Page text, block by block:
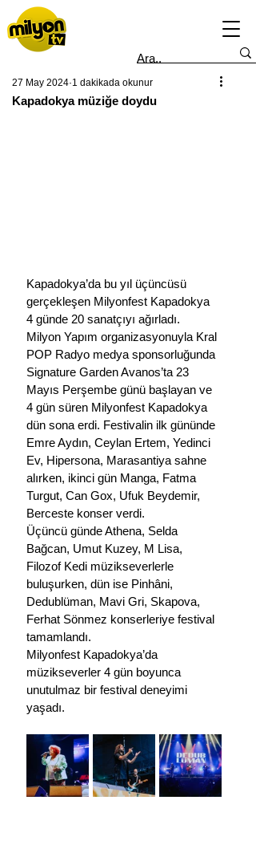
Kapadokya müziğe doydu
27 May 2024 1 dakikada okunur
Kapadokya’da bu yıl üçüncüsü
gerçekleşen Milyonfest Kapadokya
4 günde 20 sanatçıyı ağırladı.
Milyon Yapım organizasyonuyla Kral
POP Radyo medya sponsorluğunda
Signature Garden Avanos’ta 23
Mayıs Perşembe günü başlayan ve
4 gün süren Milyonfest Kapadokya
dün sona erdi. Festivalin ilk gününde
Emre Aydın, Ceylan Ertem, Yedinci
Ev, Hipersona, Marasantiya sahne
alırken, ikinci gün Manga, Fatma
Turgut, Can Gox, Ufuk Beydemir,
Berceste konser verdi.
Üçüncü günde Athena, Selda
Bağcan, Umut Kuzey, M Lisa,
Filozof Kedi müzikseverlerle
buluşurken, dün ise Pinhâni,
Dedublüman, Mavi Gri, Skapova,
Ferhat Sönmez konserleriye festival
tamamlandı.
Milyonfest Kapadokya’da
müzikseverler 4 gün boyunca
unutulmaz bir festival deneyimi
yaşadı.